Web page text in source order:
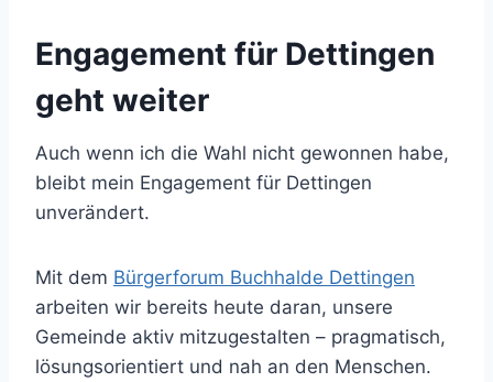
Engagement für Dettingen
geht weiter
Auch wenn ich die Wahl nicht gewonnen habe,
bleibt mein Engagement für Dettingen
unverändert.
Mit dem Bürgerforum Buchhalde Dettingen
arbeiten wir bereits heute daran, unsere
Gemeinde aktiv mitzugestalten – pragmatisch,
lösungsorientiert und nah an den Menschen.